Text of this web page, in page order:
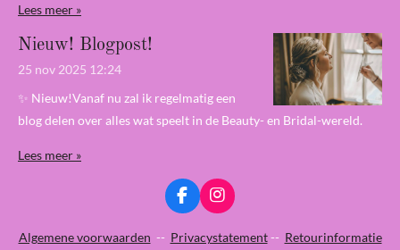
Lees meer »
Nieuw! Blogpost!
25 nov 2025 12:24
✨ Nieuw!Vanaf nu zal ik regelmatig een
blog delen over alles wat speelt in de Beauty- en Bridal-wereld.
Lees meer »
F
a
c
I
n
s
Algemene voorwaarden -- Privacystatement-- Retourinformatie